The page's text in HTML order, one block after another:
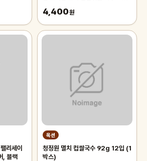
4,400원
리세이
, 블랙
옥션
청정원 멸치 컵쌀국수 92g 12입 (1
박스)